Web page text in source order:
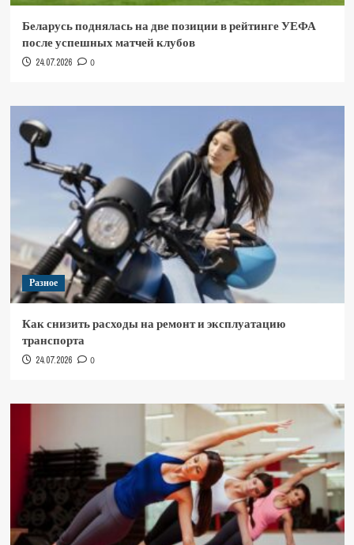
Беларусь поднялась на две позиции в рейтинге УЕФА
после успешных матчей клубов
24.07.2026 0
Разное
Как снизить расходы на ремонт и эксплуатацию
транспорта
24.07.2026 0